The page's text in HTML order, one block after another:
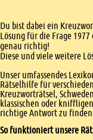
Einleitung
Du bist dabei ein
Lösung für die Frage
genau richtig!
Diese und viele weitere
Unser umfassendes
Rätselhilfe für
Kreuzworträtsel,
klassischen oder
richtige Antwort zu
So funktioniert unsere